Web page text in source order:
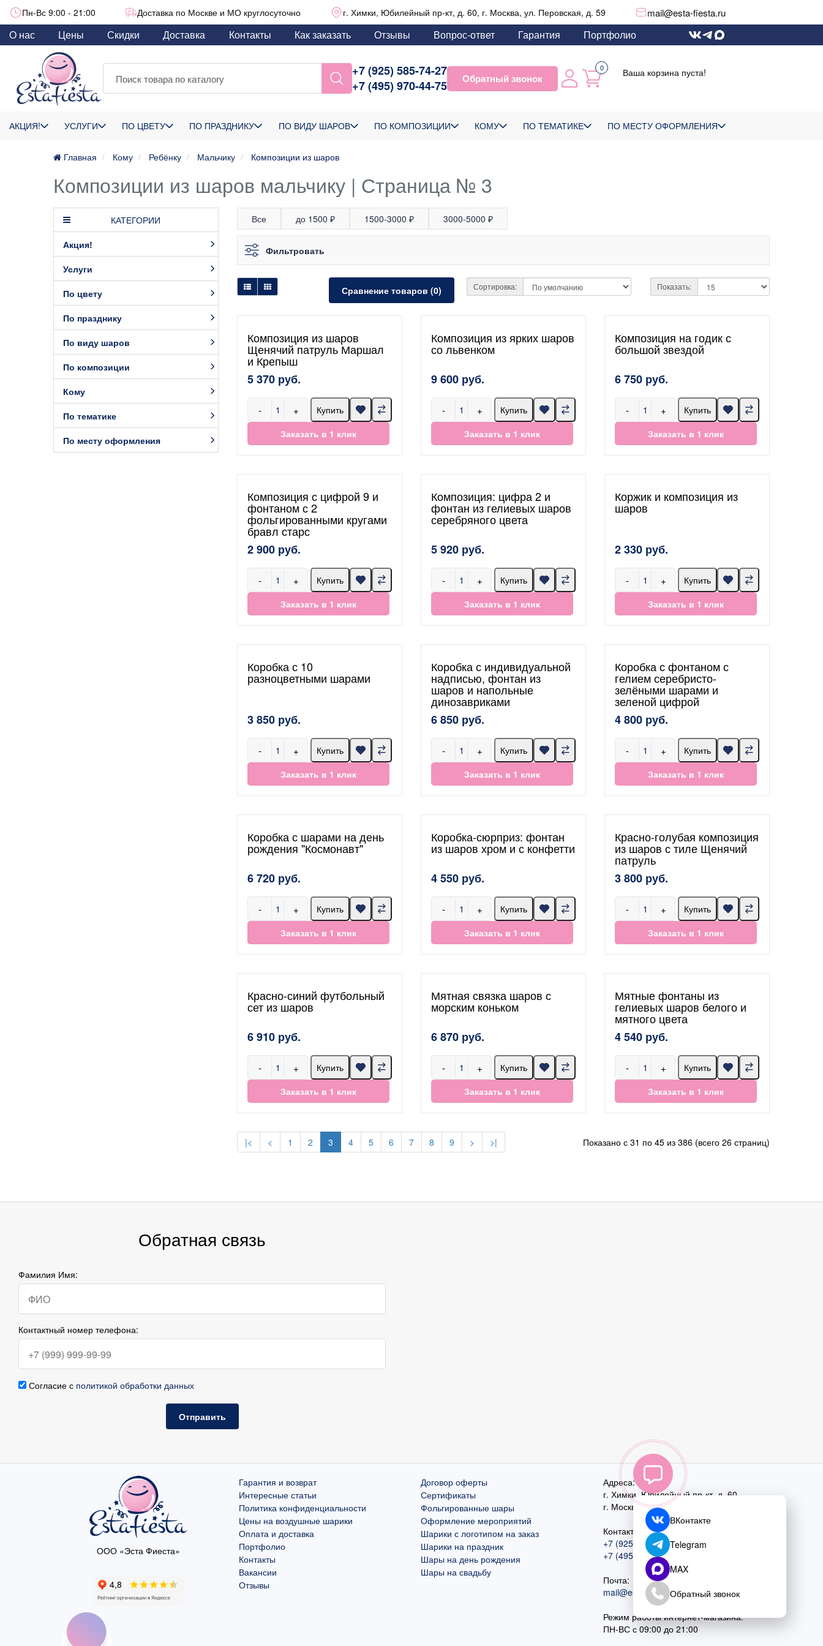
Пн-Вс 9:00 - 21:00 Доставка по Москве и МО круглосуточно г. Химки, Юбилейный пр-кт, д. 60, г. Москва, ул. Перовская, д. 59 mail@esta-fiesta.ru
О нас Цены Скидки Доставка Контакты Как заказать Отзывы Вопрос-ответ Гарантия Портфолио
+7 (925) 585-74-27
+7 (495) 970-44-75
Обратный звонок
0 Ваша корзина пуста!
АКЦИЯ! УСЛУГИ ПО ЦВЕТУ ПО ПРАЗДНИКУ ПО ВИДУ ШАРОВ ПО КОМПОЗИЦИИ КОМУ ПО ТЕМАТИКЕ ПО МЕСТУ ОФОРМЛЕНИЯ
Главная Кому Ребёнку Мальчику Композиции из шаров
Композиции из шаров мальчику | Страница № 3
КАТЕГОРИИ
Акция!
Услуги
По цвету
По празднику
По виду шаров
По композиции
Кому
По тематике
По месту оформления
Все до 1500 ₽ 1500-3000 ₽ 3000-5000 ₽
Фильтровать
Сравнение товаров (0) Сортировка: Показать:
Композиция из шаров
Щенячий патруль Маршал
и Крепыш
5 370 руб.
- +
Купить
Заказать в 1 клик
Композиция из ярких шаров
со львенком
9 600 руб.
- +
Купить
Заказать в 1 клик
Композиция на годик с
большой звездой
6 750 руб.
- +
Купить
Заказать в 1 клик
Композиция с цифрой 9 и
фонтаном с 2
фольгированными кругами
бравл старс
2 900 руб.
- +
Купить
Заказать в 1 клик
Композиция: цифра 2 и
фонтан из гелиевых шаров
серебряного цвета
5 920 руб.
- +
Купить
Заказать в 1 клик
Коржик и композиция из
шаров
2 330 руб.
- +
Купить
Заказать в 1 клик
Коробка с 10
разноцветными шарами
3 850 руб.
- +
Купить
Заказать в 1 клик
Коробка с индивидуальной
надписью, фонтан из
шаров и напольные
динозавриками
6 850 руб.
- +
Купить
Заказать в 1 клик
Коробка с фонтаном с
гелием серебристо-
зелёными шарами и
зеленой цифрой
4 800 руб.
- +
Купить
Заказать в 1 клик
Коробка с шарами на день
рождения "Космонавт"
6 720 руб.
- +
Купить
Заказать в 1 клик
Коробка-сюрприз: фонтан
из шаров хром и с конфетти
4 550 руб.
- +
Купить
Заказать в 1 клик
Красно-голубая композиция
из шаров с тиле Щенячий
патруль
3 800 руб.
- +
Купить
Заказать в 1 клик
Красно-синий футбольный
сет из шаров
6 910 руб.
- +
Купить
Заказать в 1 клик
Мятная связка шаров с
морским коньком
6 870 руб.
- +
Купить
Заказать в 1 клик
Мятные фонтаны из
гелиевых шаров белого и
мятного цвета
4 540 руб.
- +
Купить
Заказать в 1 клик
|< < 1 2 3 4 5 6 7 8 9 > >| Показано с 31 по 45 из 386 (всего 26 страниц)
Обратная связь
Фамилия Имя:
Контактный номер телефона:
Согласие с политикой обработки данных
Отправить
ООО «Эста Фиеста»
Гарантия и возврат
Интересные статьи
Политика конфиденциальности
Цены на воздушные шарики
Оплата и доставка
Портфолио
Контакты
Вакансии
Отзывы
Договор оферты
Сертификаты
Фольгированные шары
Оформление мероприятий
Шарики с логотипом на заказ
Шарики на праздник
Шары на день рождения
Шары на свадьбу
Адреса:
г. Химки, Юбилейный пр-кт, д. 60
г. Москва,ул. Перовская, д. 59
Контактный номер:
+7 (925) 585-74-27
+7 (495) 970-44-75
Почта:
mail@esta-fiesta.ru
Режим работы интернет-магазина:
ПН-ВС с 09:00 до 21:00
ВКонтакте
Telegram
MAX
Обратный звонок
Принять